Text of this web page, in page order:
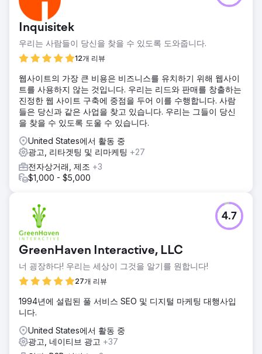
Inquisitek
우리는 사람들이 당신을 찾을 수 있도록 도와줍니다.
12개 리뷰
웹사이트의 가장 큰 비용은 비즈니스를 유치하기 위해 웹사이
트를 사용하지 않는 것입니다. 우리는 리드와 판매를 창출하는
진정한 웹 사이트 구축에 중점을 두어 이를 수행합니다. 사람
들은 당신과 같은 사업을 찾고 있습니다. 우리는 그들이 당신
을 찾을 수 있도록 도울 수 있습니다.
United States에서 활동 중
광고, 리타겟팅 및 리마케팅 +27
전자상거래, 제조 +3
$1,000 - $5,000
GreenHaven Interactive, LLC
너 굉장하다! 우리는 세상이 그것을 알기를 원합니다!
27개 리뷰
4.7
1994년에 설립된 풀 서비스 SEO 및 디지털 마케팅 대행사입
니다.
United States에서 활동 중
광고, 네이티브 광고 +37